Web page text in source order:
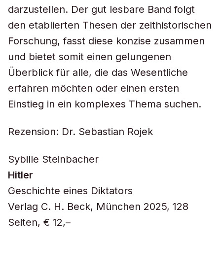
darzustellen. Der gut lesbare Band folgt
den etablierten Thesen der zeithistorischen
Forschung, fasst diese konzise zusammen
und bietet somit einen gelungenen
Überblick für alle, die das Wesentliche
erfahren möchten oder einen ersten
Einstieg in ein komplexes Thema suchen.
Rezension: Dr. Sebastian Rojek
Sybille Steinbacher
Hitler
Geschichte eines Diktators
Verlag C. H. Beck, München 2025, 128
Seiten, € 12,–